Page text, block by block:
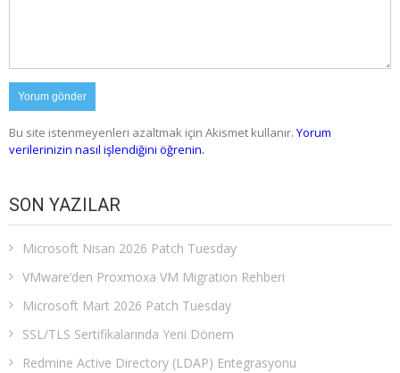
Bu site istenmeyenleri azaltmak için Akismet kullanır. Yorum
verilerinizin nasıl işlendiğini öğrenin.
SON YAZILAR
Microsoft Nisan 2026 Patch Tuesday
VMware’den Proxmoxa VM Migration Rehberi
Microsoft Mart 2026 Patch Tuesday
SSL/TLS Sertifikalarında Yeni Dönem
Redmine Active Directory (LDAP) Entegrasyonu